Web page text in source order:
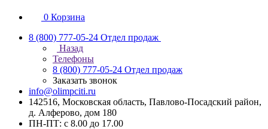
0 Корзина
8 (800) 777-05-24 Отдел продаж
Назад
Телефоны
8 (800) 777-05-24 Отдел продаж
Заказать звонок
info@olimpciti.ru
142516, Московская область, Павлово-Посадский район,
д. Алферово, дом 180
ПН-ПТ: с 8.00 до 17.00